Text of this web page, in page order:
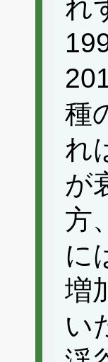
れ
種
れ
が
方
に
増
い